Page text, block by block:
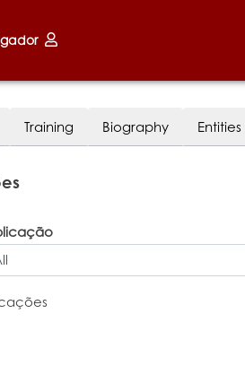
Training Biography Entities